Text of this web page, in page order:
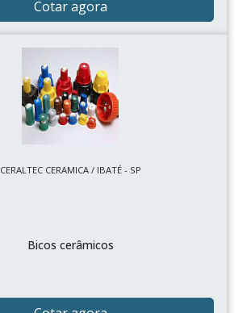
Cotar agora
CERALTEC CERAMICA / IBATÉ - SP
Bicos cerâmicos